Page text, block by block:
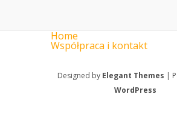
Home
Współpraca i kontakt
Designed by Elegant Themes |
WordPress